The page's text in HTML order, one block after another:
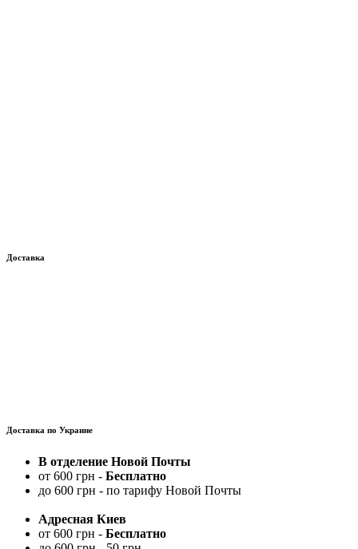
Доставка
Доставка по Украине
В отделение Новой Почты
от 600 грн - Бесплатно
до 600 грн - по тарифу Новой Почты
Адресная Киев
от 600 грн - Бесплатно